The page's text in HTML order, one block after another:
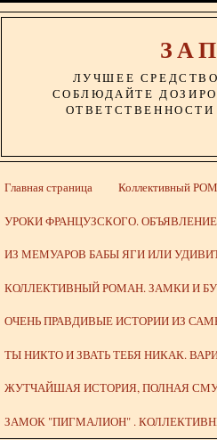
ЛУЧШЕЕ
СОБЛЮДАЙТЕ
Главная страница Коллективный
УРОКИ ФРАНЦУЗСКОГО. ОБЪЯВЛЕНИЕ
ИЗ МЕМУАРОВ БАБЫ ЯГИ ИЛИ
КОЛЛЕКТИВНЫЙ РОМАН. ЗАМКИ И
ОЧЕНЬ ПРАВДИВЫЕ ИСТОРИИ ИЗ
ТЫ НИКТО И ЗВАТЬ ТЕБЯ НИКАК.
ЖУТЧАЙШАЯ ИСТОРИЯ, ПОЛНАЯ
ЗАМОК "ПИГМАЛИОН" .